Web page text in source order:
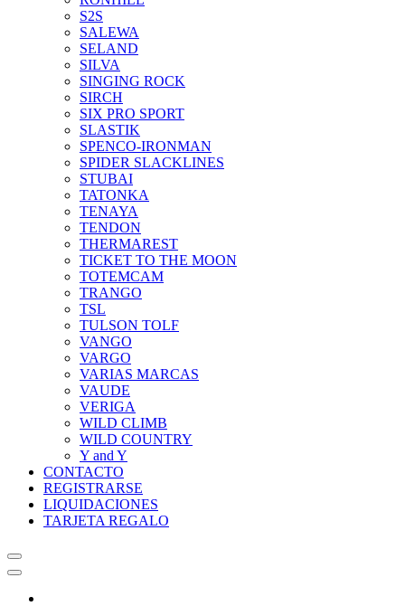
S2S
SALEWA
SELAND
SILVA
SINGING ROCK
SIRCH
SIX PRO SPORT
SLASTIK
SPENCO-IRONMAN
SPIDER SLACKLINES
STUBAI
TATONKA
TENAYA
TENDON
THERMAREST
TICKET TO THE MOON
TOTEMCAM
TRANGO
TSL
TULSON TOLF
VANGO
VARGO
VARIAS MARCAS
VAUDE
VERIGA
WILD CLIMB
WILD COUNTRY
Y and Y
CONTACTO
REGISTRARSE
LIQUIDACIONES
TARJETA REGALO